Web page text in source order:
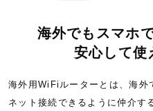
海外でもスマホ
安心して使
海外用WiFiルーターとは、海外
ネット接続できるように仲介す